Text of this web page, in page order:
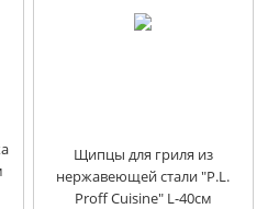
Щипцы для гриля из
нержавеющей стали "P.L.
Proff Сuisine" L-40см